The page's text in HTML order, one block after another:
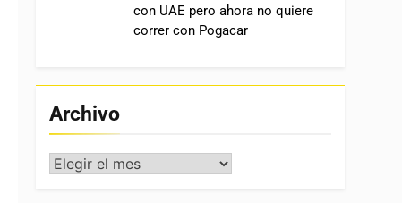
con UAE pero ahora no quiere
correr con Pogacar
Archivo
Archivo